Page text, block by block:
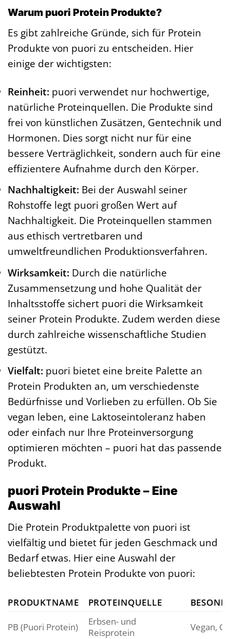
Warum puori Protein Produkte?
Es gibt zahlreiche Gründe, sich für Protein
Produkte von puori zu entscheiden. Hier
einige der wichtigsten:
Reinheit: puori verwendet nur hochwertige,
natürliche Proteinquellen. Die Produkte sind
frei von künstlichen Zusätzen, Gentechnik und
Hormonen. Dies sorgt nicht nur für eine
bessere Verträglichkeit, sondern auch für eine
effizientere Aufnahme durch den Körper.
Nachhaltigkeit: Bei der Auswahl seiner
Rohstoffe legt puori großen Wert auf
Nachhaltigkeit. Die Proteinquellen stammen
aus ethisch vertretbaren und
umweltfreundlichen Produktionsverfahren.
Wirksamkeit: Durch die natürliche
Zusammensetzung und hohe Qualität der
Inhaltsstoffe sichert puori die Wirksamkeit
seiner Protein Produkte. Zudem werden diese
durch zahlreiche wissenschaftliche Studien
gestützt.
Vielfalt: puori bietet eine breite Palette an
Protein Produkten an, um verschiedenste
Bedürfnisse und Vorlieben zu erfüllen. Ob Sie
vegan leben, eine Laktoseintoleranz haben
oder einfach nur Ihre Proteinversorgung
optimieren möchten – puori hat das passende
Produkt.
puori Protein Produkte – Eine
Auswahl
Die Protein Produktpalette von puori ist
vielfältig und bietet für jeden Geschmack und
Bedarf etwas. Hier eine Auswahl der
beliebtesten Protein Produkte von puori:
PRODUKTNAME PROTEINQUELLE
PB (Puori Protein)
Erbsen- und
Reisprotein
Vegan,